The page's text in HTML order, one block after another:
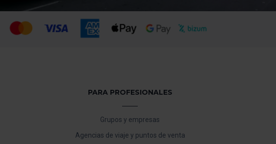
PARA PROFESIONALES
Grupos y empresas
Agencias de viaje y puntos de venta